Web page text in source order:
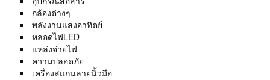
กล้องต่างๆ
พลังงานแสงอาทิตย์
หลอดไฟLED
แหล่งจ่ายไฟ
ความปลอดภัย
เครื่องสแกนลายนิ้วมือ